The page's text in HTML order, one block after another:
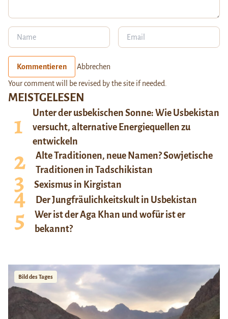
MEISTGELESEN
Unter der usbekischen Sonne: Wie Usbekistan
versucht, alternative Energiequellen zu
entwickeln
Alte Traditionen, neue Namen? Sowjetische
Traditionen in Tadschikistan
Sexismus in Kirgistan
Der Jungfräulichkeitskult in Usbekistan
Wer ist der Aga Khan und wofür ist er
bekannt?
Bild des Tages
Kommentieren Abbrechen
Your comment will be revised by the site if needed.